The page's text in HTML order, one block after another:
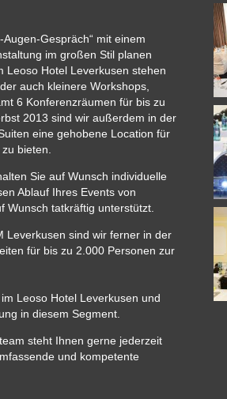
Gespräch“ mit einem
im großen Stil planen
Leoso Hotel Leverkusen stehen
auch kleinere Workshops,
6 Konferenzräumen für bis zu
2013 sind wir außerdem in der
eine gehobene Location für
bieten.
Sie auf Wunsch individuelle
Ablauf Ihres Events von
Wunsch tatkräftig unterstützt.
Leverkusen sind wir ferner in der
für bis zu 2.000 Personen zur
Leoso Hotel Leverkusen und
in diesem Segment.
steht Ihnen gerne jederzeit
und kompetente